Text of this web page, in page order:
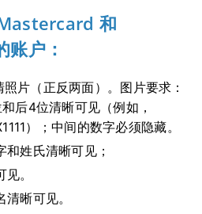
和
户：
片（正反两面）。图片要求：
后4位清晰可见（例如，
）；中间的数字必须隐藏。
和姓氏清晰可见；
。
晰可见。